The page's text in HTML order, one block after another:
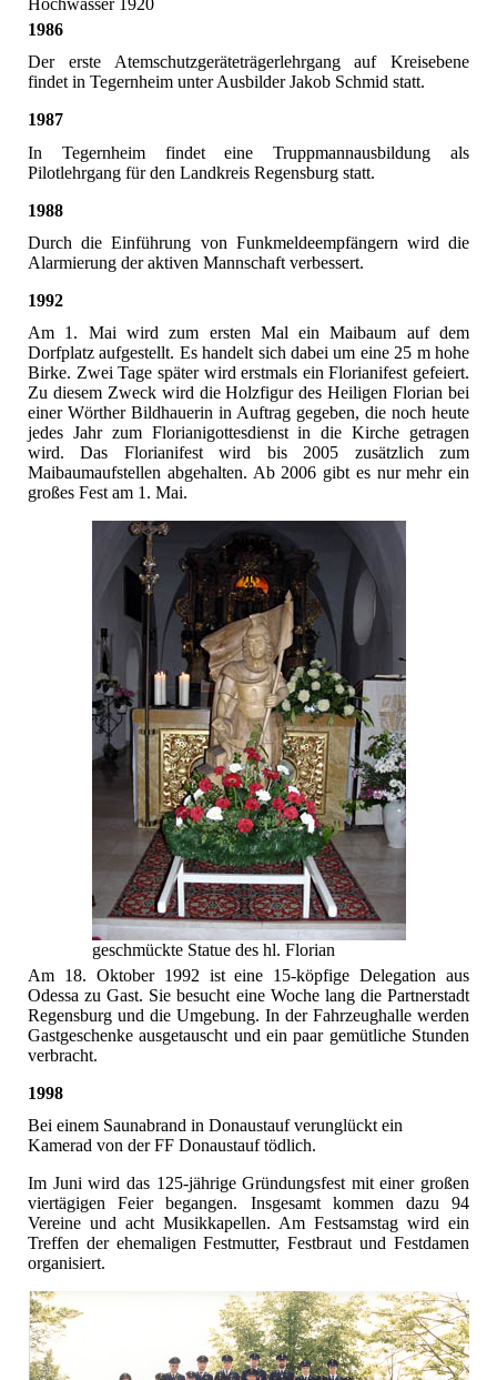
Hochwasser 1920
1986
Der erste Atemschutzgeräteträgerlehrgang auf Kreisebene
findet in Tegernheim unter Ausbilder Jakob Schmid statt.
1987
In Tegernheim findet eine Truppmannausbildung als
Pilotlehrgang für den Landkreis Regensburg statt.
1988
Durch die Einführung von Funkmeldeempfängern wird die
Alarmierung der aktiven Mannschaft verbessert.
1992
Am 1. Mai wird zum ersten Mal ein Maibaum auf dem
Dorfplatz aufgestellt. Es handelt sich dabei um eine 25 m hohe
Birke. Zwei Tage später wird erstmals ein Florianifest gefeiert.
Zu diesem Zweck wird die Holzfigur des Heiligen Florian bei
einer Wörther Bildhauerin in Auftrag gegeben, die noch heute
jedes Jahr zum Florianigottesdienst in die Kirche getragen
wird. Das Florianifest wird bis 2005 zusätzlich zum
Maibaumaufstellen abgehalten. Ab 2006 gibt es nur mehr ein
großes Fest am 1. Mai.
geschmückte Statue des hl. Florian
Am 18. Oktober 1992 ist eine 15-köpfige Delegation aus
Odessa zu Gast. Sie besucht eine Woche lang die Partnerstadt
Regensburg und die Umgebung. In der Fahrzeughalle werden
Gastgeschenke ausgetauscht und ein paar gemütliche Stunden
verbracht.
1998
Bei einem Saunabrand in Donaustauf verunglückt ein
Kamerad von der FF Donaustauf tödlich.
Im Juni wird das 125-jährige Gründungsfest mit einer großen
viertägigen Feier begangen. Insgesamt kommen dazu 94
Vereine und acht Musikkapellen. Am Festsamstag wird ein
Treffen der ehemaligen Festmutter, Festbraut und Festdamen
organisiert.